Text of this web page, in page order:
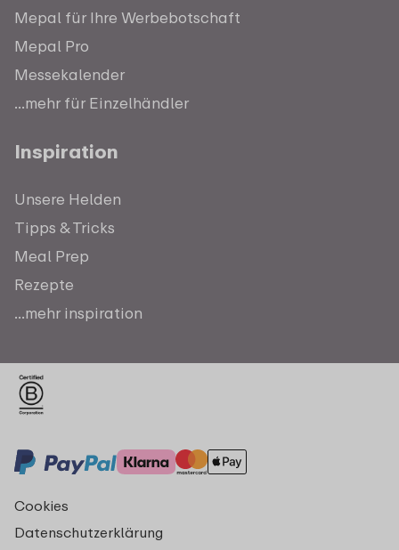
Mepal für Ihre Werbebotschaft
Mepal Pro
Messekalender
...mehr für Einzelhändler
Inspiration
Unsere Helden
Tipps & Tricks
Meal Prep
Rezepte
...mehr inspiration
Cookies
Datenschutzerklärung